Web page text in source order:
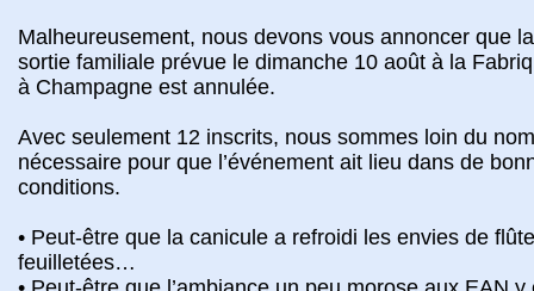
Malheureusement, nous devons vous annoncer que la
sortie familiale prévue le dimanche 10 août à la
à Champagne est annulée.
Avec seulement 12 inscrits, nous sommes loin du
nécessaire pour que l’événement ait lieu dans de
conditions.
• Peut-être que la canicule a refroidi les envies de
feuilletées…